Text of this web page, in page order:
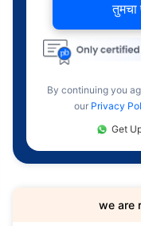
तुमचा
By continuing you
our Privacy
Get
we are